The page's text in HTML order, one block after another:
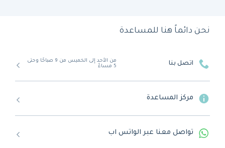
نحن دائماً هنا للمساعدة
اتصل بنا
من الأحد إلى الخميس من 9 صباحًا وحتى
5 مساءً
مركز المساعدة
تواصل معنا عبر الواتس اب